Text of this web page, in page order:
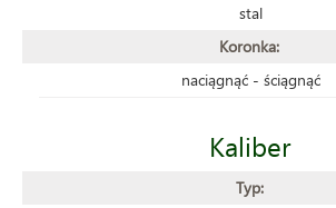
stal
Koronka:
naciągnąć - ściągnąć
Kaliber
Typ: